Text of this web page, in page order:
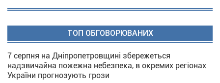
ТОП ОБГОВОРЮВАНИХ
7 серпня на Дніпропетровщині збережеться
надзвичайна пожежна небезпека, в окремих регіонах
України прогнозують грози